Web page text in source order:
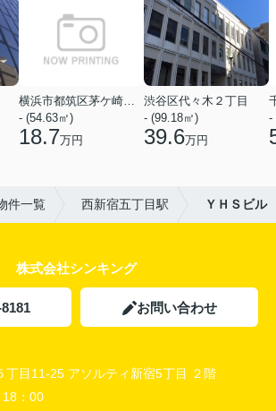
- (54.63㎡)
18.7万円
渋谷区代々木２丁目
- (99.18㎡)
39.6万円
-
件一覧 西新宿五丁目駅 ＹＨＳビル
株式会社シンキング
お問い合わせ
丁目11-25 アソルティ新宿5丁目 ２階
：00